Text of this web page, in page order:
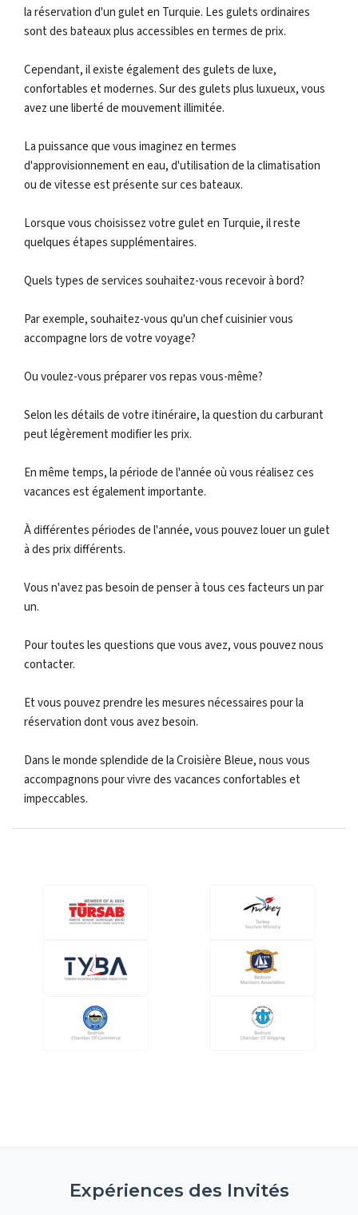
la réservation d'un gulet en Turquie. Les gulets ordinaires
sont des bateaux plus accessibles en termes de prix.
Cependant, il existe également des gulets de luxe,
confortables et modernes. Sur des gulets plus luxueux, vous
avez une liberté de mouvement illimitée.
La puissance que vous imaginez en termes
d'approvisionnement en eau, d'utilisation de la climatisation
ou de vitesse est présente sur ces bateaux.
Lorsque vous choisissez votre gulet en Turquie, il reste
quelques étapes supplémentaires.
Quels types de services souhaitez-vous recevoir à bord?
Par exemple, souhaitez-vous qu'un chef cuisinier vous
accompagne lors de votre voyage?
Ou voulez-vous préparer vos repas vous-même?
Selon les détails de votre itinéraire, la question du carburant
peut légèrement modifier les prix.
En même temps, la période de l'année où vous réalisez ces
vacances est également importante.
À différentes périodes de l'année, vous pouvez louer un gulet
à des prix différents.
Vous n'avez pas besoin de penser à tous ces facteurs un par
un.
Pour toutes les questions que vous avez, vous pouvez nous
contacter.
Et vous pouvez prendre les mesures nécessaires pour la
réservation dont vous avez besoin.
Dans le monde splendide de la Croisière Bleue, nous vous
accompagnons pour vivre des vacances confortables et
impeccables.
Expériences des Invités